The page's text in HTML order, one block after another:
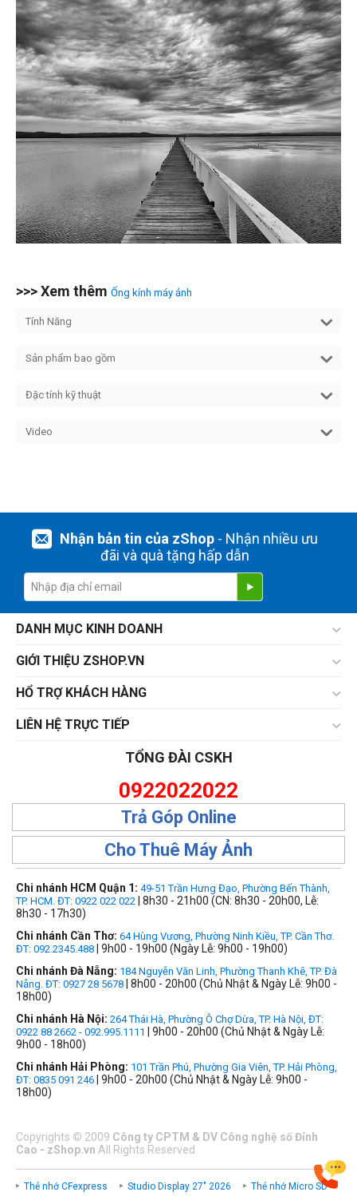
>>> Xem thêm Ống kính máy ảnh
Tính Năng
Sản phẩm bao gồm
Đặc tính kỹ thuật
Video
Nhận bản tin của zShop- Nhận nhiều ưu
đãi và quà tặng hấp dẫn
DANH MỤC KINH DOANH
GIỚI THIỆU ZSHOP.VN
HỔ TRỢ KHÁCH HÀNG
LIÊN HỆ TRỰC TIẾP
TỔNG ĐÀI CSKH
0922022022
Trả Góp Online
Cho Thuê Máy Ảnh
Chi nhánh HCM Quận 1: 49-51 Trần Hưng Đạo, Phường Bến Thành,
TP. HCM. ĐT: 0922 022 022 | 8h30 - 21h00 (CN: 8h30 - 20h00, Lễ:
8h30 - 17h30)
Chi nhánh Cần Thơ: 64 Hùng Vương, Phường Ninh Kiều, TP. Cần Thơ.
ĐT: 092.2345.488 | 9h00 - 19h00 (Ngày Lễ: 9h00 - 19h00)
Chi nhánh Đà Nẵng: 184 Nguyễn Văn Linh, Phường Thanh Khê, TP. Đà
Nẵng. ĐT: 0927 28 5678 | 8h00 - 20h00 (Chủ Nhật & Ngày Lễ: 9h00 -
18h00)
Chi nhánh Hà Nội: 264 Thái Hà, Phường Ô Chợ Dừa, TP. Hà Nội, ĐT:
0922 88 2662 - 092.995.1111
| 9h00 - 20h00 (Chủ Nhật & Ngày Lễ:
9h00 - 18h00)
Chi nhánh Hải Phòng: 101 Trần Phú, Phường Gia Viên, TP. Hải Phòng,
ĐT: 0835 091 246 | 9h00 - 20h00 (Chủ Nhật & Ngày Lễ: 9h00 -
18h00)
Copyrights © 2009 Công ty CPTM & DV Công nghệ số Đỉnh
Cao - zShop.vn All Rights Reserved
Thẻ nhớ CFexpress Studio Display 27" 2026 Thẻ nhớ Micro SD